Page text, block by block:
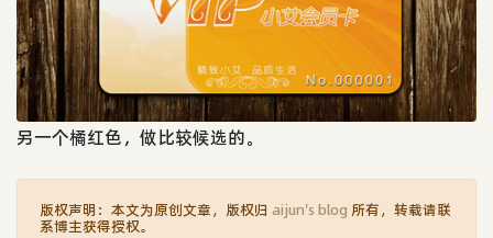
另一个橘红色，做比较候选的。
版权声明：本文为原创文章，版权归 aijun's blog 所有，转载请联
系博主获得授权。